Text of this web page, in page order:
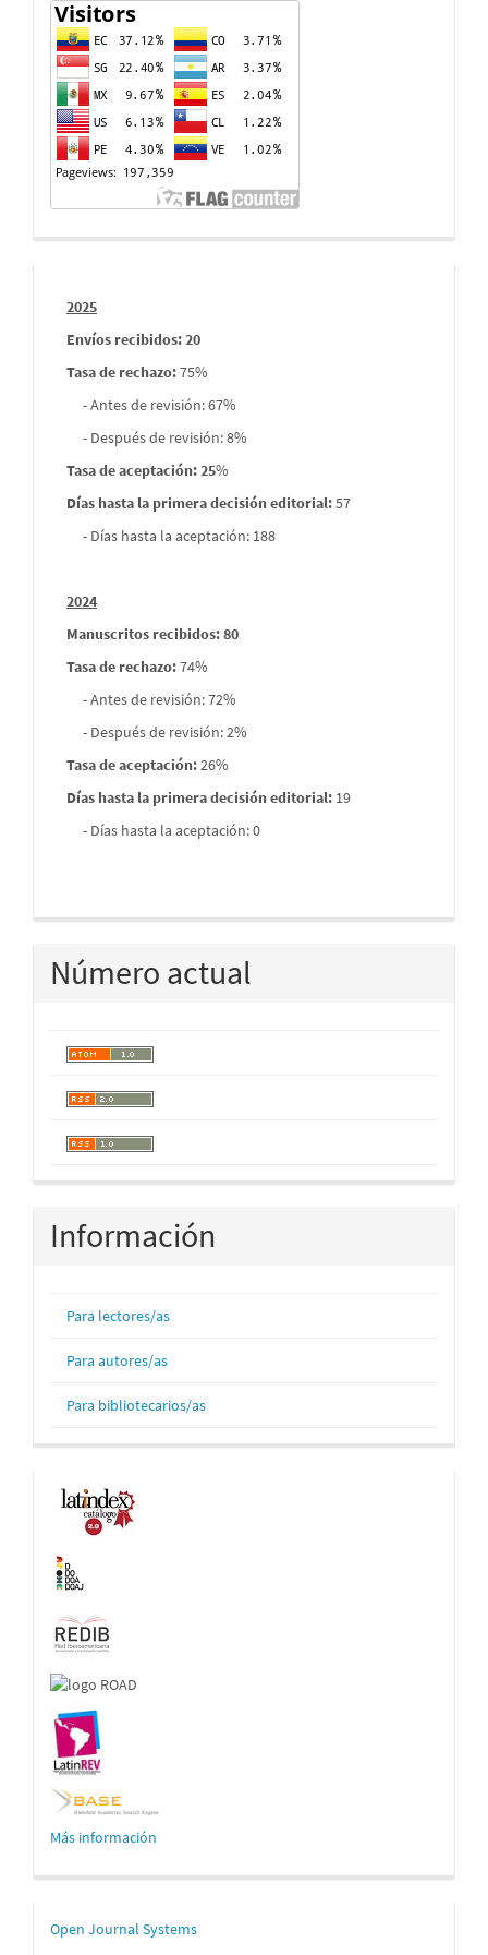
Contador
de
visitas
Informes
envios
2025
Envíos recibidos: 20
Tasa de rechazo:75%
- Antes de revisión: 67%
- Después de revisión: 8%
Tasa de aceptación: 25%
Días hasta la primera decisión editorial:57
- Días hasta la aceptación: 188
2024
Manuscritos recibidos: 80
Tasa de rechazo:74%
- Antes de revisión: 72%
- Después de revisión: 2%
Tasa de aceptación:26%
Días hasta la primera decisión editorial: 19
- Días hasta la aceptación: 0
Número actual
Información
Para lectores/as
Para autores/as
Para bibliotecarios/as
Indexaciones
Más información
Desarrollado
Open Journal Systems